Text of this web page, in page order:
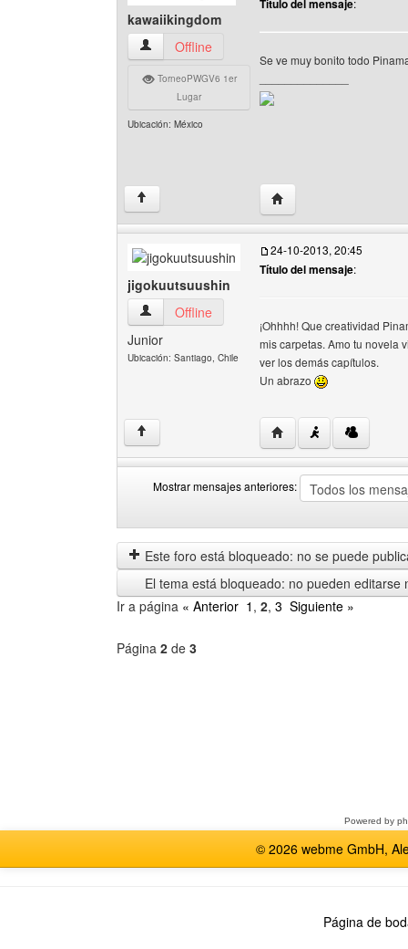
kawaiikingdom
kawaiikingdom Ver perfil del usuario
Offline
TorneoPWGV6 1er
Lugar
Ubicación: México
Título del mensaje:
Se ve muy bonito todo
↑ Visitar sitio web del
jigokuutsuushin
jigokuutsuushin Ver perfil del usuario
Offline
Junior
Ubicación: Santiago, Chile
24-10-2013, 20:45
Título del mensaje:
¡Ohhhh! Que creatividad
mis carpetas. Amo tu novela
ver los demás capítulos.
Un abrazo
↑ Visitar sitio web del
Mostrar mensajes anteriores:
mensajes
anteriores
by
Este foro está bloqueado: no se puede
El tema está bloqueado: no pueden editarse
Ir a página « Anterior 1 , 2, 3 Siguiente »
Página 2 de 3
Powered by
© 2026 webme GmbH,
Página de